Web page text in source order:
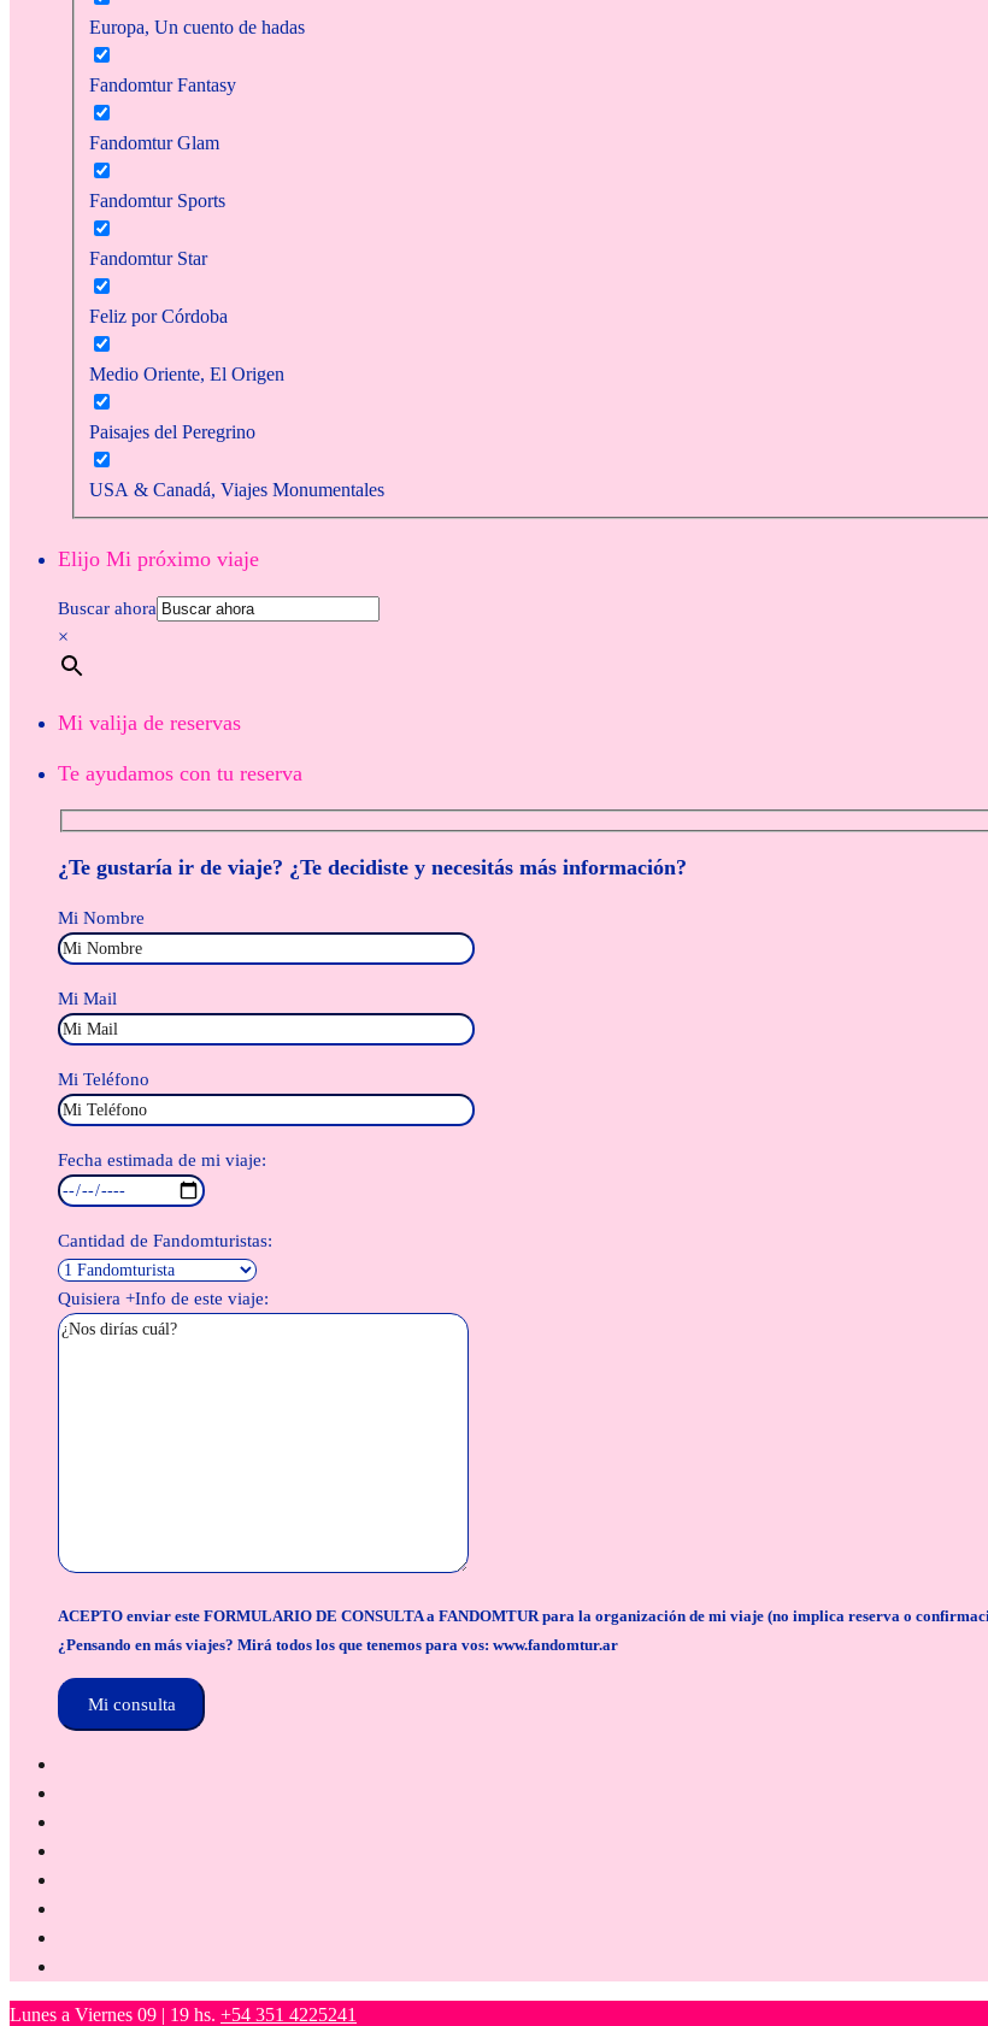
Europa, Un cuento de hadas
Fandomtur Fantasy
Fandomtur Glam
Fandomtur Sports
Fandomtur Star
Feliz por Córdoba
Medio Oriente, El Origen
Paisajes del Peregrino
USA & Canadá, Viajes Monumentales
Elijo Mi próximo viaje
Buscar ahora
×
Mi valija de reservas
Te ayudamos con tu reserva
¿Te gustaría ir de viaje? ¿Te decidiste y necesitás más información?
Mi Nombre
Mi Mail
Mi Teléfono
Fecha estimada de mi viaje:
Cantidad de Fandomturistas:
Quisiera +Info de este viaje:
ACEPTO enviar este FORMULARIO DE CONSULTA a FANDOMTUR para la organización de mi viaje (no implica reserva o
¿Pensando en más viajes? Mirá todos los que tenemos para vos: www.fandomtur.ar
Lunes a Viernes 09 | 19 hs. +54 351 4225241